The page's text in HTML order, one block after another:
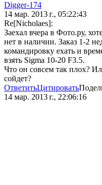
Digger-174
14 мар. 2013 г., 05:22:43
Re[Nicholaes]:
Заехал вчера в Фото.ру,
нет в наличии. Заказ 1-2
командировку ехать и
взять Sigma 10-20 F3.5.
Что он совсем так плох?
сойдет?
ОтветитьЦитировать
14 мар. 2013 г., 22:06:16